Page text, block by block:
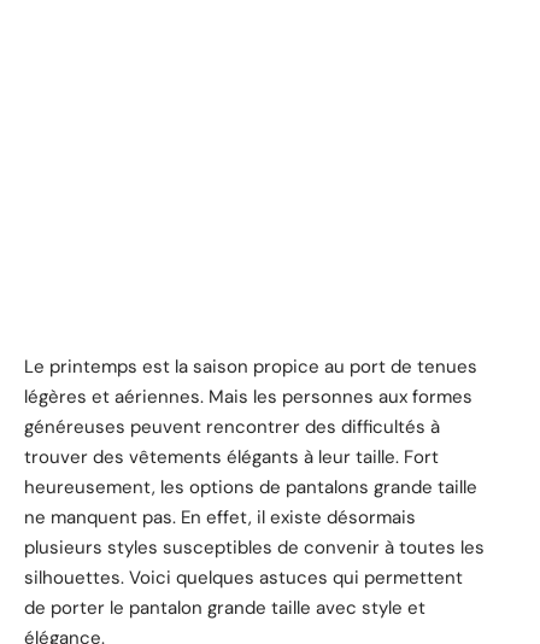
Le printemps est la saison propice au port de tenues
légères et aériennes. Mais les personnes aux formes
généreuses peuvent rencontrer des difficultés à
trouver des vêtements élégants à leur taille. Fort
heureusement, les options de pantalons grande taille
ne manquent pas. En effet, il existe désormais
plusieurs styles susceptibles de convenir à toutes les
silhouettes. Voici quelques astuces qui permettent
de porter le pantalon grande taille avec style et
élégance.